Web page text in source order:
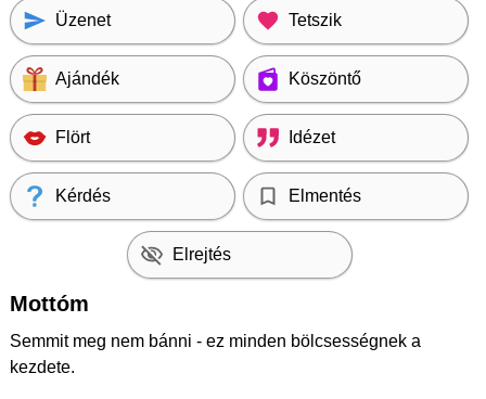
Üzenet Tetszik
Ajándék Köszöntő
Flört Idézet
Kérdés Elmentés
Elrejtés
Mottóm
Semmit meg nem bánni - ez minden bölcsességnek a
kezdete.